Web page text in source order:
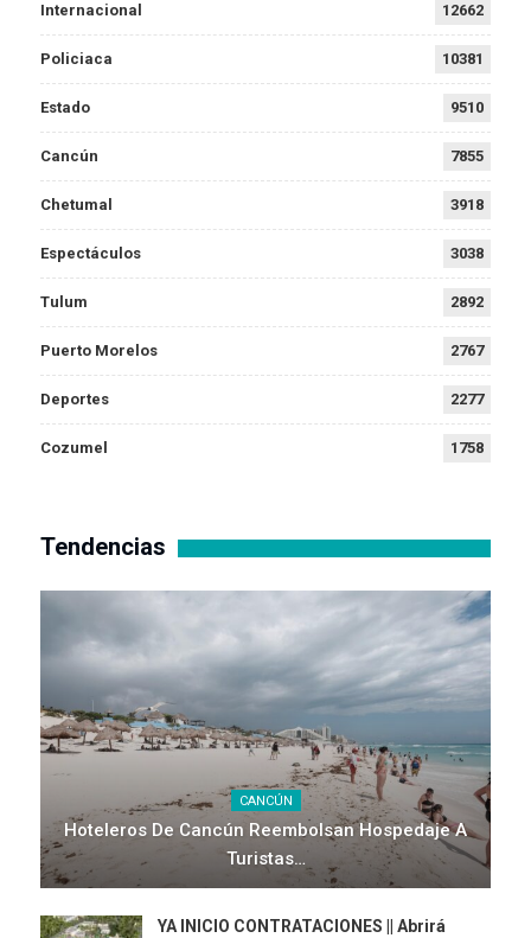
Internacional 12662
Policiaca 10381
Estado 9510
Cancún 7855
Chetumal 3918
Espectáculos 3038
Tulum 2892
Puerto Morelos 2767
Deportes 2277
Cozumel 1758
Tendencias
CANCÚN
Hoteleros De Cancún Reembolsan Hospedaje A
Turistas…
YA INICIO CONTRATACIONES || Abrirá